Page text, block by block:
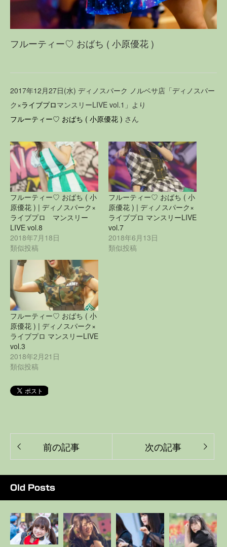
フルーティー♡ おばち ( 小原優花 )
2017年12月27日(水) ディノスパーク ノルベサ店「ディノスパー
ク×ライブプロマンスリーLIVE vol.1」より
フルーティー♡ おばち ( 小原優花 ) さん
フルーティー♡ おばち ( 小
原優花 ) | ディノスパーク×
ライブプロ マンスリー
LIVE vol.8
2018年7月18日
類似投稿
フルーティー♡ おばち ( 小
原優花 ) | ディノスパーク×
ライブプロ マンスリーLIVE
vol.7
2018年6月13日
類似投稿
フルーティー♡ おばち ( 小
原優花 ) | ディノスパーク×
ライブプロ マンスリーLIVE
vol.3
2018年2月21日
類似投稿
前の記事 次の記事
Old Posts